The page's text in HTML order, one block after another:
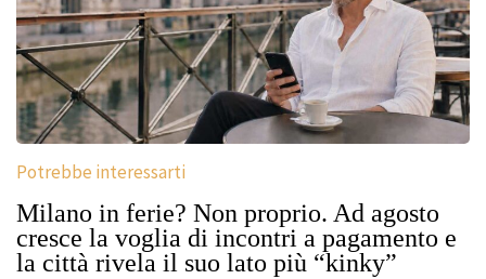
Potrebbe interessarti
Milano in ferie? Non proprio. Ad agosto
cresce la voglia di incontri a pagamento e
la città rivela il suo lato più “kinky”